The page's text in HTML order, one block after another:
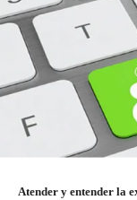
Atender y entender la